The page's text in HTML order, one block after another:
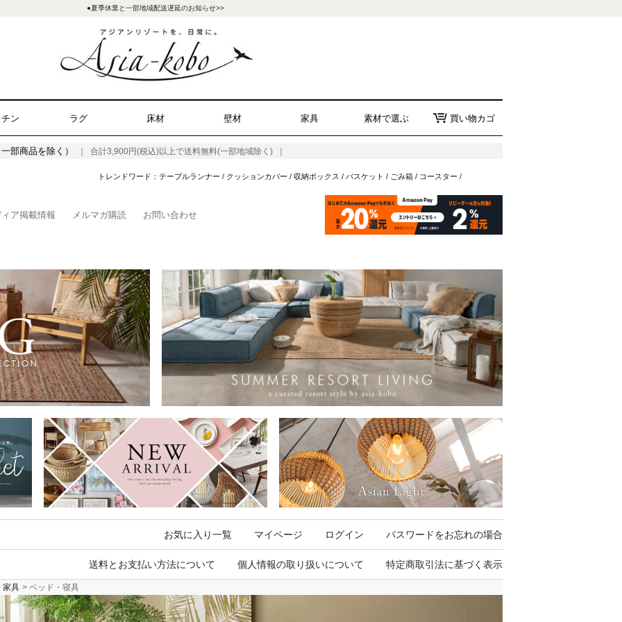
●夏季休業と一部地域配送遅延のお知らせ>>
ン ラグ 床材 壁材 家具 素材で選ぶ 買い物カゴ
部商品を除く） ｜ 合計3,900円(税込)以上で送料無料(一部地域除く) ｜
トレンドワード： テーブルランナー / クッションカバー / 収納ボックス / バスケット / ごみ箱/ コースター /
ア掲載情報 メルマガ購読 お問い合わせ
お気に入り一覧 マイページ ログイン パスワードをお忘れの場合
送料とお支払い方法について 個人情報の取り扱いについて 特定商取引法に基づく表示
家具 ベッド・寝具